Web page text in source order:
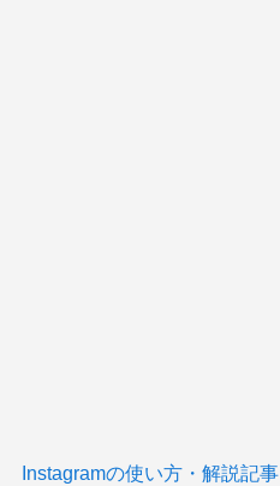
Instagramの使い方・解説記事